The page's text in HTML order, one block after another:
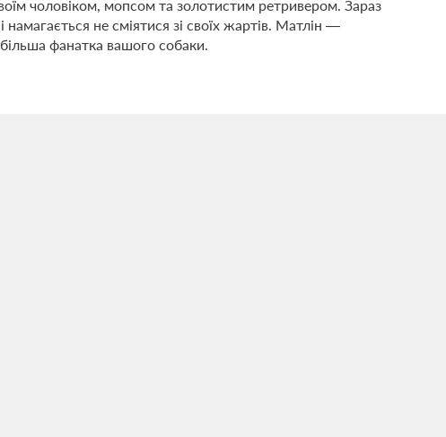
чоловіком, мопсом та золотистим ретривером. Зараз
не сміятися зі своїх жартів. Матлін —
фанатка вашого собаки.